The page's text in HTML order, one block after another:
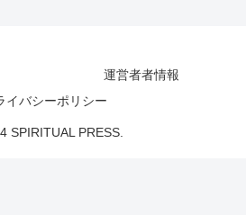
運営者者情報
イバシーポリシー
SPIRITUAL PRESS.